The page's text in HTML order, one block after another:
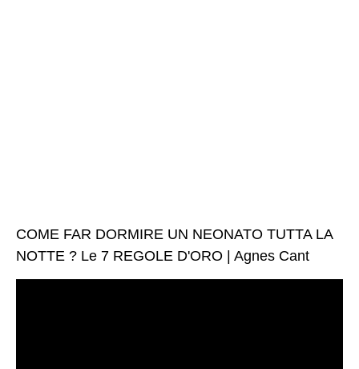
COME FAR DORMIRE UN NEONATO TUTTA LA
NOTTE ? Le 7 REGOLE D'ORO | Agnes Cant